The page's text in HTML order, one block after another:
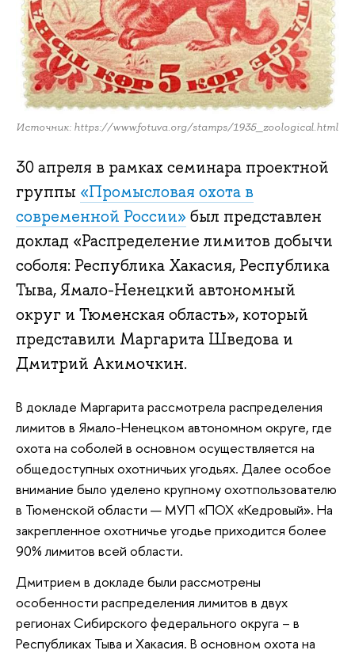
Источник: https://www.fotuva.org/stamps/1935_zoological.html
30 апреля в рамках семинара проектной
группы «Промысловая охота в
современной России» был представлен
доклад «Распределение лимитов добычи
соболя: Республика Хакасия, Республика
Тыва, Ямало-Ненецкий автономный
округ и Тюменская область», который
представили Маргарита Шведова и
Дмитрий Акимочкин.
В докладе Маргарита рассмотрела распределения
лимитов в Ямало-Ненецком автономном округе, где
охота на соболей в основном осуществляется на
общедоступных охотничьих угодьях. Далее особое
внимание было уделено крупному охотпользователю
в Тюменской области — МУП «ПОХ «Кедровый». На
закрепленное охотничье угодье приходится более
90% лимитов всей области.
Дмитрием в докладе были рассмотрены
особенности распределения лимитов в двух
регионах Сибирского федерального округа – в
Республиках Тыва и Хакасия. В основном охота на